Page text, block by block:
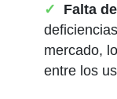
Falta
mercado,
entre los